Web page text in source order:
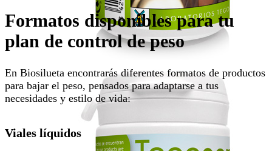
Formatos disponibles para tu
plan de control de peso
En Biosilueta encontrarás diferentes formatos de productos
para bajar el peso, pensados para adaptarse a tus
necesidades y estilo de vida:
Viales líquidos